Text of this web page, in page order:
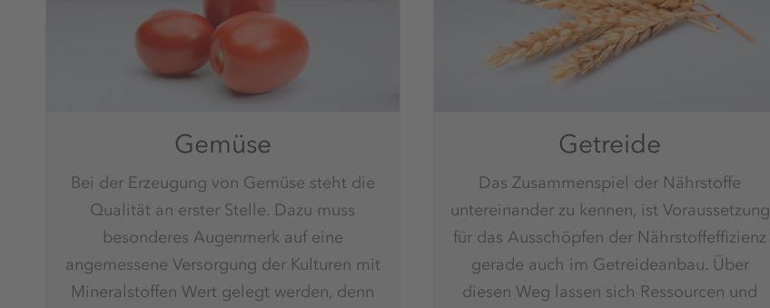
Gemüse
Bei der Erzeugung von Gemüse steht die
Qualität an erster Stelle. Dazu muss
besonderes Augenmerk auf eine
angemessene Versorgung der Kulturen mit
Mineralstoffen Wert gelegt werden, denn
Getreide
Das Zusammenspiel der Nährstoffe
untereinander zu kennen, ist Voraussetzung
für das Ausschöpfen der Nährstoffeffizienz
gerade auch im Getreideanbau. Über
diesen Weg lassen sich Ressourcen und